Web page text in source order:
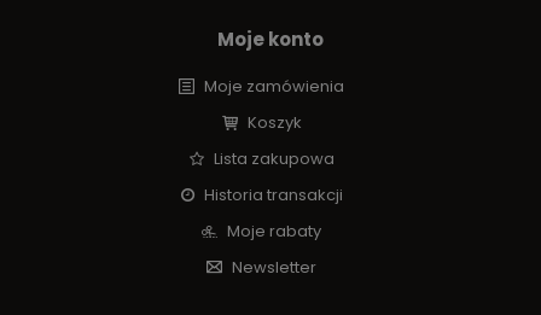
Moje konto
Moje zamówienia
Koszyk
Lista zakupowa
Historia transakcji
Moje rabaty
Newsletter